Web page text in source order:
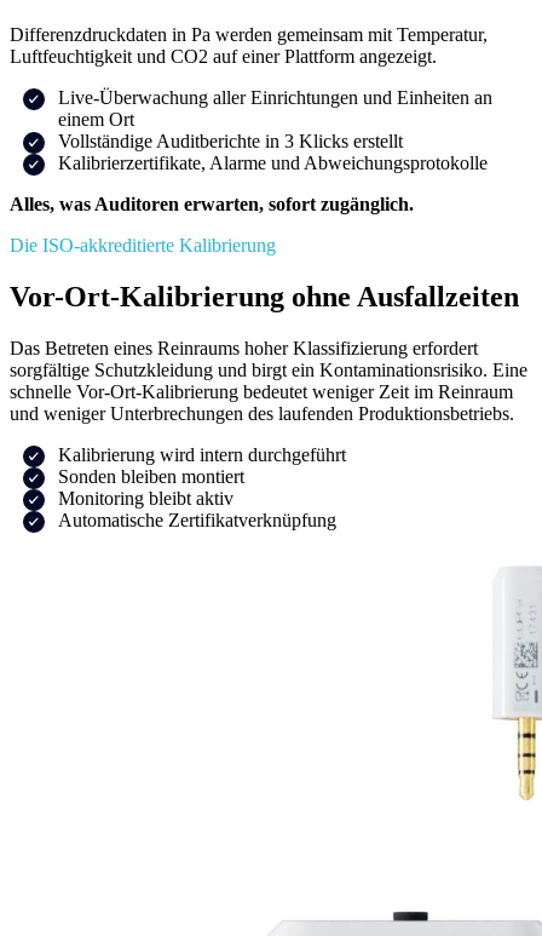
Differenzdruckdaten in Pa werden gemeinsam mit Temperatur,
Luftfeuchtigkeit und CO2 auf einer Plattform angezeigt.
Live-Überwachung aller Einrichtungen und Einheiten an
einem Ort
Vollständige Auditberichte in 3 Klicks erstellt
Kalibrierzertifikate, Alarme und Abweichungsprotokolle
Alles, was Auditoren erwarten, sofort zugänglich.
Die ISO-akkreditierte Kalibrierung
Vor-Ort-Kalibrierung ohne Ausfallzeiten
Das Betreten eines Reinraums hoher Klassifizierung erfordert
sorgfältige Schutzkleidung und birgt ein Kontaminationsrisiko. Eine
schnelle Vor-Ort-Kalibrierung bedeutet weniger Zeit im Reinraum
und weniger Unterbrechungen des laufenden Produktionsbetriebs.
Kalibrierung wird intern durchgeführt
Sonden bleiben montiert
Monitoring bleibt aktiv
Automatische Zertifikatverknüpfung